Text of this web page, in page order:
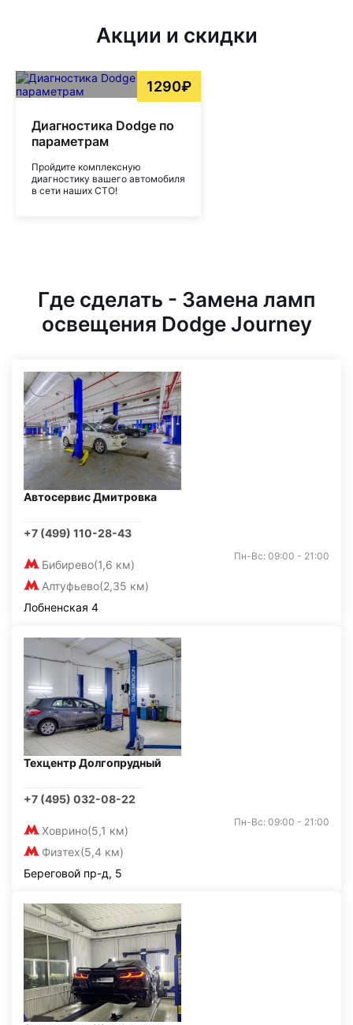
Акции и скидки
1290₽
Диагностика Dodge по
параметрам
Пройдите комплексную
диагностику вашего автомобиля
в сети наших СТО!
Где сделать - Замена ламп
освещения Dodge Journey
Автосервис Дмитровка
+7 (499) 110-28-43
Бибирево(1,6 км)
Алтуфьево(2,35 км)
Пн-Вс: 09:00 - 21:00
Лобненская 4
Техцентр Долгопрудный
+7 (495) 032-08-22
Ховрино(5,1 км)
Физтех(5,4 км)
Пн-Вс: 09:00 - 21:00
Береговой пр-д, 5